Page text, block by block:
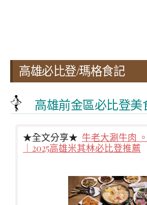
高雄必比登/瑪格食記
高雄前金區必比登美
★全文分享★ 牛老大涮牛肉
｜2025高雄米其林必比登推薦